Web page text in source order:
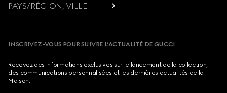
PAYS/RÉGION, VILLE
INSCRIVEZ-VOUS POUR SUIVRE L’ACTUALITÉ DE GUCCI
Recevez des informations exclusives sur le lancement de la collection,
des communications personnalisées et les dernières actualités de la
Maison.